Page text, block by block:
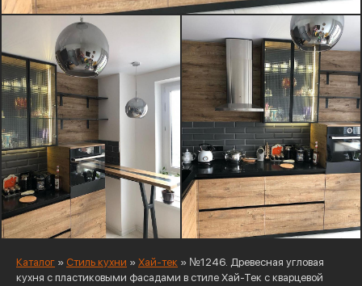
Каталог » Стиль кухни » Хай-тек » №1246. Древесная угловая
кухня с пластиковыми фасадами в стиле Хай-Тек с кварцевой